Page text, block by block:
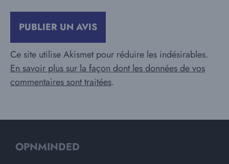
Ce site utilise Akismet pour réduire les indésirables.
En savoir plus sur la façon dont les données de vos
commentaires sont traitées.
OPNMINDED